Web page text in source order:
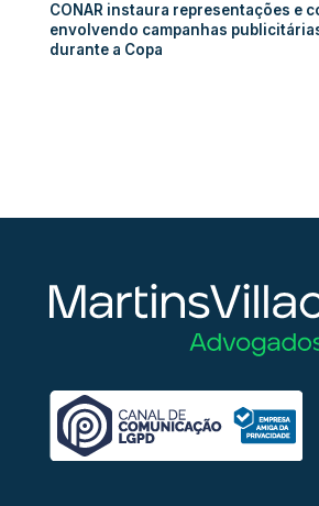
CONAR instaura representações e
envolvendo campanhas
durante a Copa